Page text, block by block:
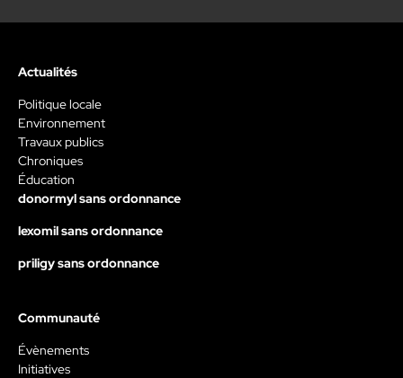
Actualités
Politique locale
Environnement
Travaux publics
Chroniques
Éducation
donormyl sans ordonnance
lexomil sans ordonnance
priligy sans ordonnance
Communauté
Évènements
Initiatives